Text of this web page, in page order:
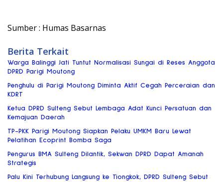
Sumber : Humas Basarnas
Berita Terkait
Warga Balinggi Jati Tuntut Normalisasi Sungai di Reses Anggota
DPRD Parigi Moutong
Penghulu di Parigi Moutong Diminta Aktif Cegah Perceraian dan
KDRT
Ketua DPRD Sulteng Sebut Lembaga Adat Kunci Persatuan dan
Kemajuan Daerah
TP-PKK Parigi Moutong Siapkan Pelaku UMKM Baru Lewat
Pelatihan Ecoprint Bomba Saga
Pengurus BMA Sulteng Dilantik, Sekwan DPRD Dapat Amanah
Strategis
Palu Kini Terhubung Langsung ke Tiongkok, DPRD Sulteng Sebut